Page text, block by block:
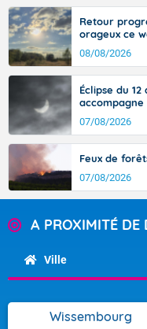
Retour
orageux ce
08/08/2026
Éclipse du
07/08/2026
Feux de
07/08/2026
A PROXIMITÉ DE
Ville
Wissembourg